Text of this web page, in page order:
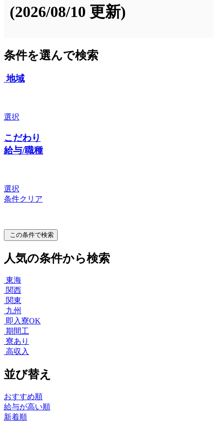
(2026/08/10 更新)
条件を選んで検索
地域
選択
こだわり
給与/職種
選択
条件クリア
この条件で検索
人気の条件から検索
東海
関西
関東
九州
即入寮OK
期間工
寮あり
高収入
並び替え
おすすめ順
給与が高い順
新着順